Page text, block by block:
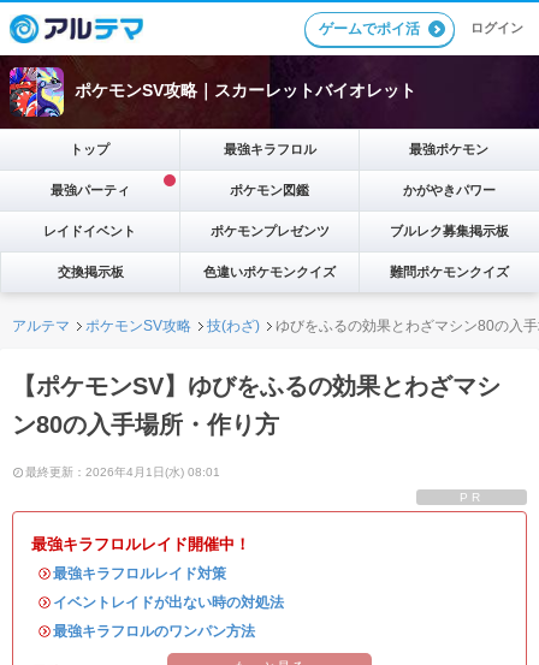
ゲームでポイ活 ログイン
ポケモンSV攻略｜スカーレットバイオレット
トップ 最強キラフロル 最強ポケモン
最強パーティ ポケモン図鑑 かがやきパワー
レイドイベント ポケモンプレゼンツ ブルレク募集掲示板
交換掲示板 色違いポケモンクイズ 難問ポケモンクイズ
アルテマ ポケモンSV攻略 技(わざ) ゆびをふるの効果とわざマシン80の入
【ポケモンSV】ゆびをふるの効果とわざマシ
ン80の入手場所・作り方
最終更新：2026年4月1日(水) 08:01
PR
最強キラフロルレイド開催中！
・最強キラフロルレイド対策
・ イベントレイドが出ない時の対処法
・最強キラフロルのワンパン方法